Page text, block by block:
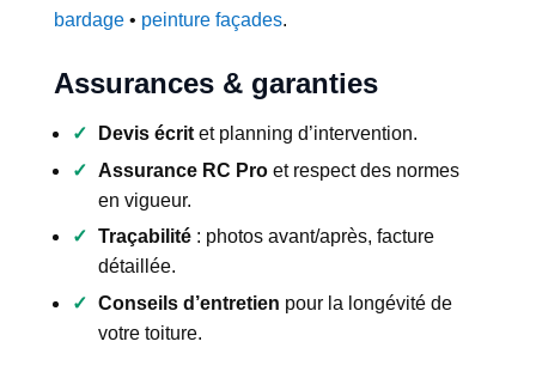
bardage• peinture façades.
Assurances & garanties
Devis écrit et planning d’intervention.
Assurance RC Pro et respect des normes
en vigueur.
Traçabilité : photos avant/après, facture
détaillée.
Conseils d’entretien pour la longévité de
votre toiture.